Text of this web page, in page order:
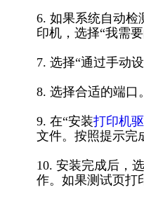
6. 如果系统自动检
印机，选择“我需
7. 选择“通过手动
8. 选择合适的端口
9. 在“安装打印机
文件。按照提示完
10. 安装完成后，
作。如果测试页打